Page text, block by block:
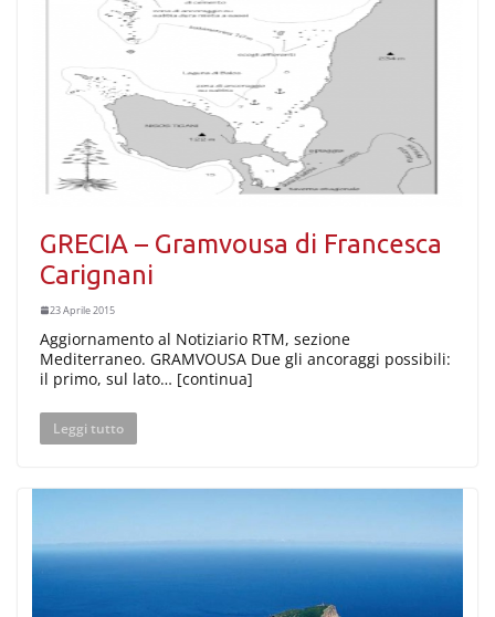
GRECIA – Gramvousa di Francesca
Carignani
23 Aprile 2015
Aggiornamento al Notiziario RTM, sezione
Mediterraneo. GRAMVOUSA Due gli ancoraggi possibili:
il primo, sul lato… [continua]
Leggi tutto